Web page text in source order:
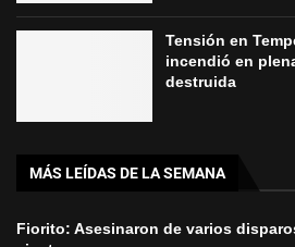
Tensión en
incendió en
destruida
MÁS LEÍDAS DE LA SEMANA
Fiorito: Asesinaron de varios